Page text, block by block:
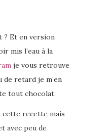
Et en version
mis l’eau à la
je vous retrouve
de retard je m’en
tout chocolat.
cette recette mais
avec peu de